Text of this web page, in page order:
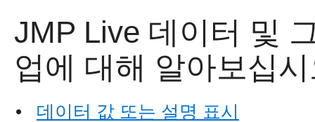
JMP Live 데이터 및
업에 대해 알아보십
•
데이터 값 또는 설명 표시